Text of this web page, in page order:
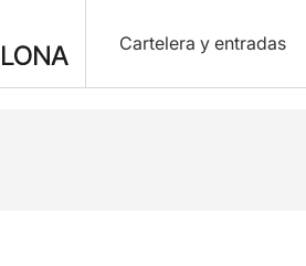
Cartelera y entradas